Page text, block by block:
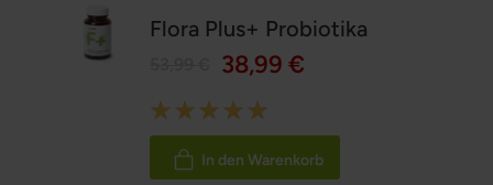
Flora Plus+ Probiotika
38,99 €
Rating:
100%
In den Warenkorb